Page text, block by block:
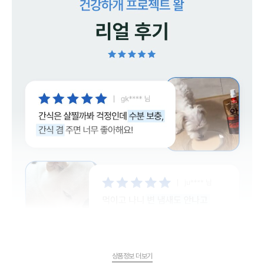
상품정보 더보기